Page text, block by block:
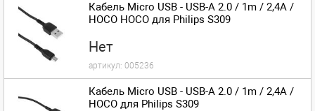
Кабель Micro USB - USB-A 2.0 / 1m / 2,4A /
HOCO HOCO для Philips S309
Нет
артикул: 005236
Кабель Micro USB - USB-A 2.0 / 1m / 2,4A /
HOCO для Philips S309